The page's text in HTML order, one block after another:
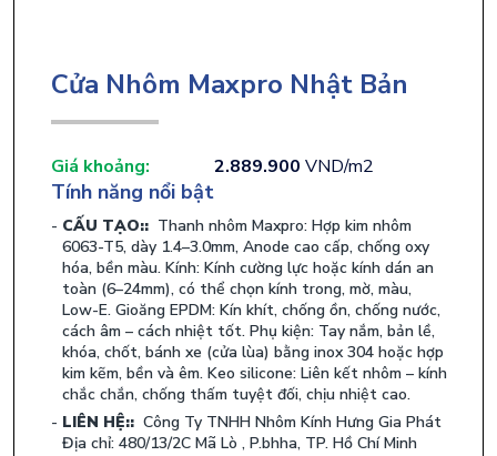
Cửa Nhôm Maxpro Nhật Bản
Giá khoảng: 2.889.900 VND/m2
Tính năng nổi bật
CẤU TẠO:: Thanh nhôm Maxpro: Hợp kim nhôm
6063-T5, dày 1.4–3.0mm, Anode cao cấp, chống oxy
hóa, bền màu. Kính: Kính cường lực hoặc kính dán an
toàn (6–24mm), có thể chọn kính trong, mờ, màu,
Low-E. Gioăng EPDM: Kín khít, chống ồn, chống nước,
cách âm – cách nhiệt tốt. Phụ kiện: Tay nắm, bản lề,
khóa, chốt, bánh xe (cửa lùa) bằng inox 304 hoặc hợp
kim kẽm, bền và êm. Keo silicone: Liên kết nhôm – kính
chắc chắn, chống thấm tuyệt đối, chịu nhiệt cao.
LIÊN HỆ:: Công Ty TNHH Nhôm Kính Hưng Gia Phát
Địa chỉ: 480/13/2C Mã Lò , P.bhha, TP. Hồ Chí Minh